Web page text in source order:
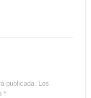
publicada. Los
*